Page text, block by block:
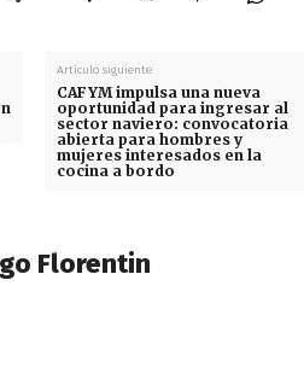
Artículo siguiente
CAFYM impulsa una nueva
oportunidad para ingresar al
sector naviero: convocatoria
abierta para hombres y
mujeres interesados en la
cocina a bordo
Florentin